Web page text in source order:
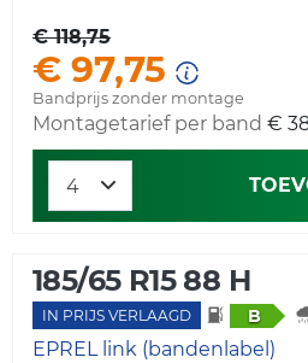
€ 118,75
€ 97,75
Bandprijs zonder montage
Montagetarief per band €
185/65 R15 88 H
IN PRIJS VERLAAGD B
EPREL link (bandenlabel)